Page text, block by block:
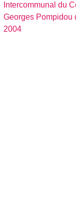
Intercommunal du
Georges Pompidou
2004